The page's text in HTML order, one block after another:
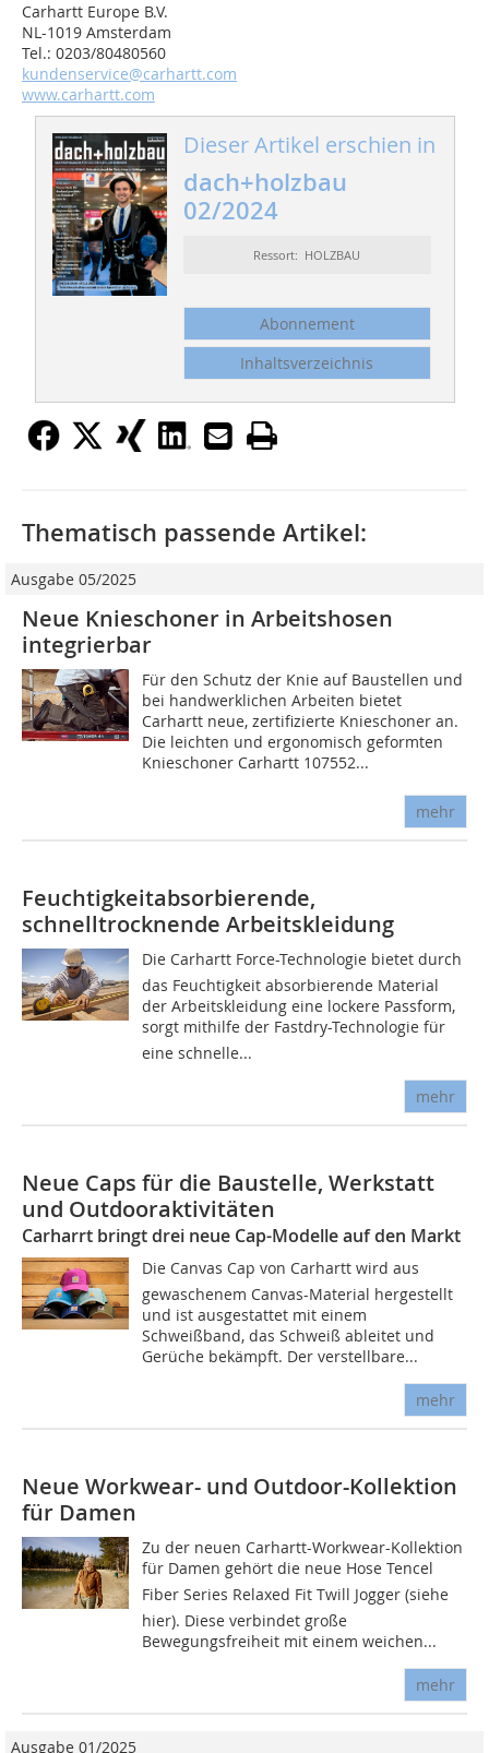
Carhartt Europe B.V.
NL-1019 Amsterdam
Tel.: 0203/80480560
kundenservice@carhartt.com
www.carhartt.com
Dieser Artikel erschien in
dach+holzbau
02/2024
Ressort: HOLZBAU
Abonnement
Inhaltsverzeichnis
Thematisch passende Artikel:
Ausgabe 05/2025
Neue Knieschoner in Arbeitshosen
integrierbar
Für den Schutz der Knie auf Baustellen und
bei handwerklichen Arbeiten bietet
Carhartt neue, zertifizierte Knieschoner an.
Die leichten und ergonomisch geformten
Knieschoner Carhartt 107552...
mehr
Feuchtigkeitabsorbierende,
schnelltrocknende Arbeitskleidung
Die Carhartt Force-Technologie bietet durch
das Feuchtigkeit absorbierende Material
der Arbeitskleidung eine lockere Passform,
sorgt mithilfe der Fastdry-Technologie für
eine schnelle...
mehr
Neue Caps für die Baustelle, Werkstatt
und Outdooraktivitäten
Carharrt bringt drei neue Cap-Modelle auf den Markt
Die Canvas Cap von Carhartt wird aus
gewaschenem Canvas-Material hergestellt
und ist ausgestattet mit einem
Schweißband, das Schweiß ableitet und
Gerüche bekämpft. Der verstellbare...
mehr
Neue Workwear- und Outdoor-Kollektion
für Damen
Zu der neuen Carhartt-Workwear-Kollektion
für Damen gehört die neue Hose Tencel
Fiber Series Relaxed Fit Twill Jogger (siehe
hier). Diese verbindet große
Bewegungsfreiheit mit einem weichen...
mehr
Ausgabe 01/2025